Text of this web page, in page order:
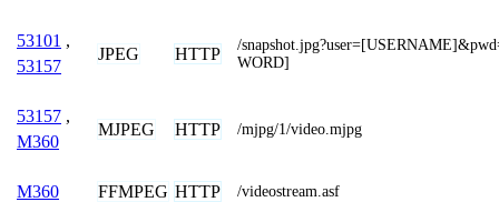
53101 ,
53157
JPEG HTTP
/
WORD]
53157 ,
M360
MJPEG HTTP /mjpg/1/video.mjpg
M360 FFMPEG HTTP /videostream.asf